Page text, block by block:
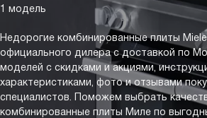
1 модель
Недорогие комбинированные плиты
официального дилера с доставкой по
моделей с скидками и акциями,
характеристиками, фото и отзывами
специалистов. Поможем выбрать
комбинированные плиты Миле по